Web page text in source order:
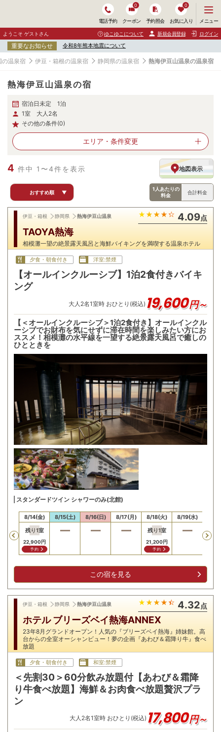
電話予約 クーポン
0
予約照会 お気に入り
0
ニ
ュ
ー
開
く
メニュー
ようこそ ゲストさん ゆこゆこについて 新規会員登録 ログイン
重要なお知らせ 令和8年熊本地震について
の温泉宿 伊豆・箱根の温泉宿 静岡県の温泉宿 熱海伊豆山温泉の温泉宿
熱海伊豆山温泉の宿
宿泊日未定 1泊
1室 大人2名
その他の条件(0)
エリア・ 条件変更
4 件中 1〜4件を表示 地図表示
おすすめ順 ▼
1人あたりの
料金
合計料金
伊豆・箱根 静岡県 熱海伊豆山温泉 4.09点
TAOYA熱海
相模灘一望の絶景露天風呂と海鮮バイキングを満喫する温泉ホテル
夕食・朝食付き 洋室:禁煙
【オールインクルーシブ】1泊2食付きバイキ
ング
大人 2名1室時 おひとり(税込) 19,600円～
【＜オールインクルーシブ＞1泊2食付き】オールインクル
ーシブでお財布を気にせずに滞在時間を楽しみたい方にお
ススメ！相模灘の水平線を一望する絶景露天風呂で癒しの
ひとときを
スタンダードツイン シャワーのみ(北館)
Previous
8/14(金)
残り1室
22,900円
予約
8/15(土) 8/16(日) 8/17(月)
8/18(火)
残り1室
21,200円
予約
8/19(水)
この宿を見る
伊豆・箱根 静岡県 熱海伊豆山温泉 4.32点
ホテル ブリーズベイ熱海ANNEX
23年8月グランドオープン！人気の『ブリーズベイ熱海』姉妹館。高
台からの全室オーシャンビュー！夢の企画『あわび＆霜降り牛』食べ
放題
夕食・朝食付き 和室:禁煙
＜先割30＞60分飲み放題付【あわび＆霜降
り牛食べ放題】海鮮＆お肉食べ放題贅沢プラ
ン
大人 2名1室時 おひとり(税込) 17,800円～